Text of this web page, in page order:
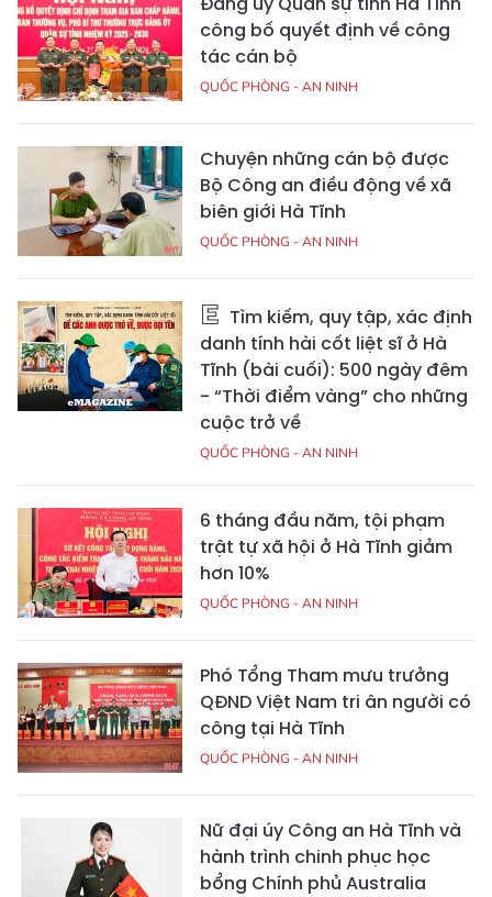
công bố quyết định về công
tác cán bộ
QUỐC PHÒNG - AN NINH
Chuyện những cán bộ được
Bộ Công an điều động về xã
biên giới Hà Tĩnh
QUỐC PHÒNG - AN NINH
Tìm kiếm, quy tập, xác định
danh tính hài cốt liệt sĩ ở Hà
Tĩnh (bài cuối): 500 ngày đêm
- “Thời điểm vàng” cho những
cuộc trở về
QUỐC PHÒNG - AN NINH
6 tháng đầu năm, tội phạm
trật tự xã hội ở Hà Tĩnh giảm
hơn 10%
QUỐC PHÒNG - AN NINH
Phó Tổng Tham mưu trưởng
QĐND Việt Nam tri ân người có
công tại Hà Tĩnh
QUỐC PHÒNG - AN NINH
Nữ đại úy Công an Hà Tĩnh và
hành trình chinh phục học
bổng Chính phủ Australia